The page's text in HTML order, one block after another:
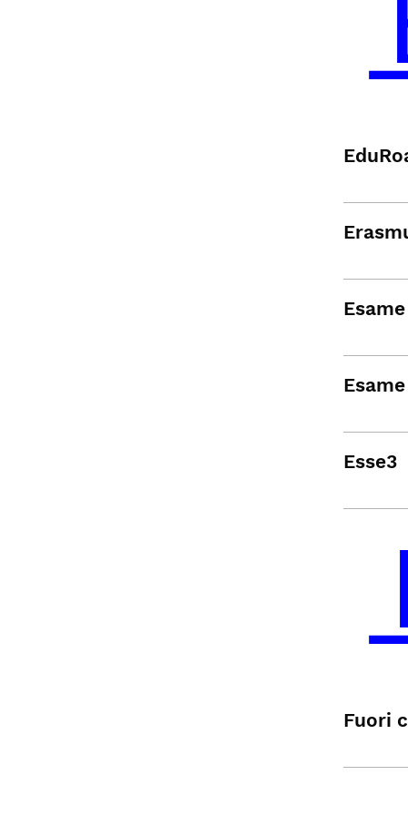
Esame
Esse3
Fuori